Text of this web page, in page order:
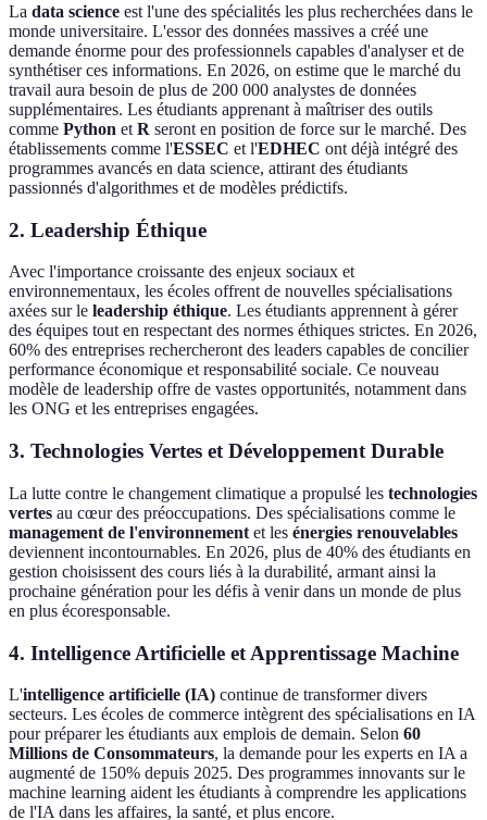
La data science est l'une des spécialités les plus recherchées dans le
monde universitaire. L'essor des données massives a créé une
demande énorme pour des professionnels capables d'analyser et de
synthétiser ces informations. En 2026, on estime que le marché du
travail aura besoin de plus de 200 000 analystes de données
supplémentaires. Les étudiants apprenant à maîtriser des outils
comme Python et R seront en position de force sur le marché. Des
établissements comme l'ESSEC et l'EDHEC ont déjà intégré des
programmes avancés en data science, attirant des étudiants
passionnés d'algorithmes et de modèles prédictifs.
2. Leadership Éthique
Avec l'importance croissante des enjeux sociaux et
environnementaux, les écoles offrent de nouvelles spécialisations
axées sur le leadership éthique. Les étudiants apprennent à gérer
des équipes tout en respectant des normes éthiques strictes. En 2026,
60% des entreprises rechercheront des leaders capables de concilier
performance économique et responsabilité sociale. Ce nouveau
modèle de leadership offre de vastes opportunités, notamment dans
les ONG et les entreprises engagées.
3. Technologies Vertes et Développement Durable
La lutte contre le changement climatique a propulsé les technologies
vertes au cœur des préoccupations. Des spécialisations comme le
management de l'environnement et les énergies renouvelables
deviennent incontournables. En 2026, plus de 40% des étudiants en
gestion choisissent des cours liés à la durabilité, armant ainsi la
prochaine génération pour les défis à venir dans un monde de plus
en plus écoresponsable.
4. Intelligence Artificielle et Apprentissage Machine
L'intelligence artificielle (IA) continue de transformer divers
secteurs. Les écoles de commerce intègrent des spécialisations en IA
pour préparer les étudiants aux emplois de demain. Selon 60
Millions de Consommateurs, la demande pour les experts en IA a
augmenté de 150% depuis 2025. Des programmes innovants sur le
machine learning aident les étudiants à comprendre les applications
de l'IA dans les affaires, la santé, et plus encore.